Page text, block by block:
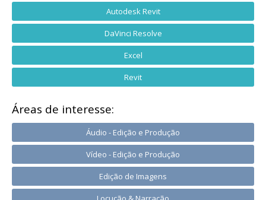
Autodesk Revit
DaVinci Resolve
Excel
Revit
Áreas de interesse:
Áudio - Edição e Produção
Vídeo - Edição e Produção
Edição de Imagens